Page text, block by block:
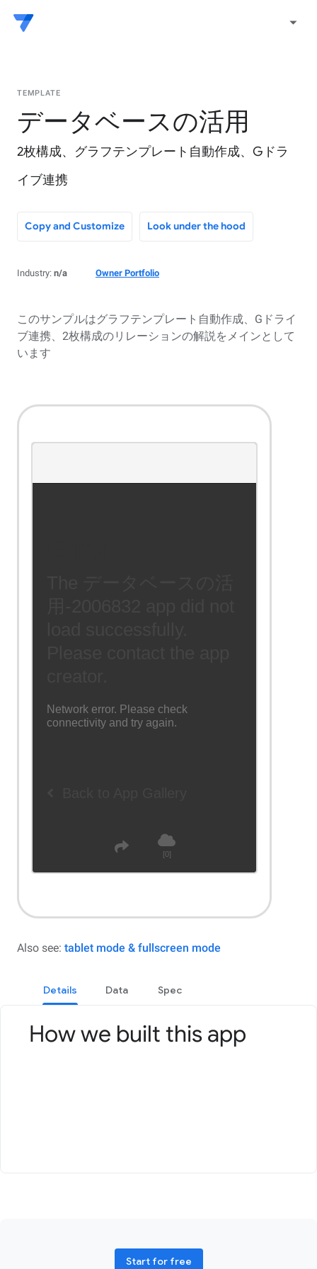
arrow_drop_down
TEMPLATE
データベースの活用
2枚構成、グラフテンプレート自動作成、Gドラ
イブ連携
Copy and Customize Look under the hood
Industry: n/a Owner Portfolio
このサンプルはグラフテンプレート自動作成、Gドライ
ブ連携、2枚構成のリレーションの解説をメインとして
います
Also see: tablet mode & fullscreen mode
Details Data Spec
How we built this app
Start for free